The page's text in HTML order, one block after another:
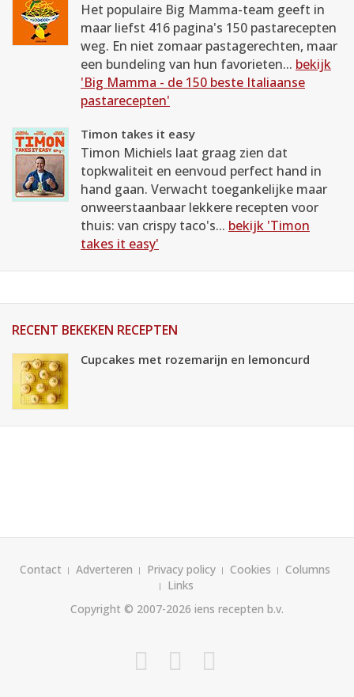
Het populaire Big Mamma-team geeft in
maar liefst 416 pagina's 150 pastarecepten
weg. En niet zomaar pastagerechten, maar
een bundeling van hun favorieten... bekijk
'Big Mamma - de 150 beste Italiaanse
pastarecepten'
Timon takes it easy
Timon Michiels laat graag zien dat
topkwaliteit en eenvoud perfect hand in
hand gaan. Verwacht toegankelijke maar
onweerstaanbaar lekkere recepten voor
thuis: van crispy taco's... bekijk 'Timon
takes it easy'
RECENT BEKEKEN RECEPTEN
Cupcakes met rozemarijn en lemoncurd
Contact Adverteren Privacy policy Cookies
Columns
Links
Copyright © 2007-2026 iens recepten b.v.